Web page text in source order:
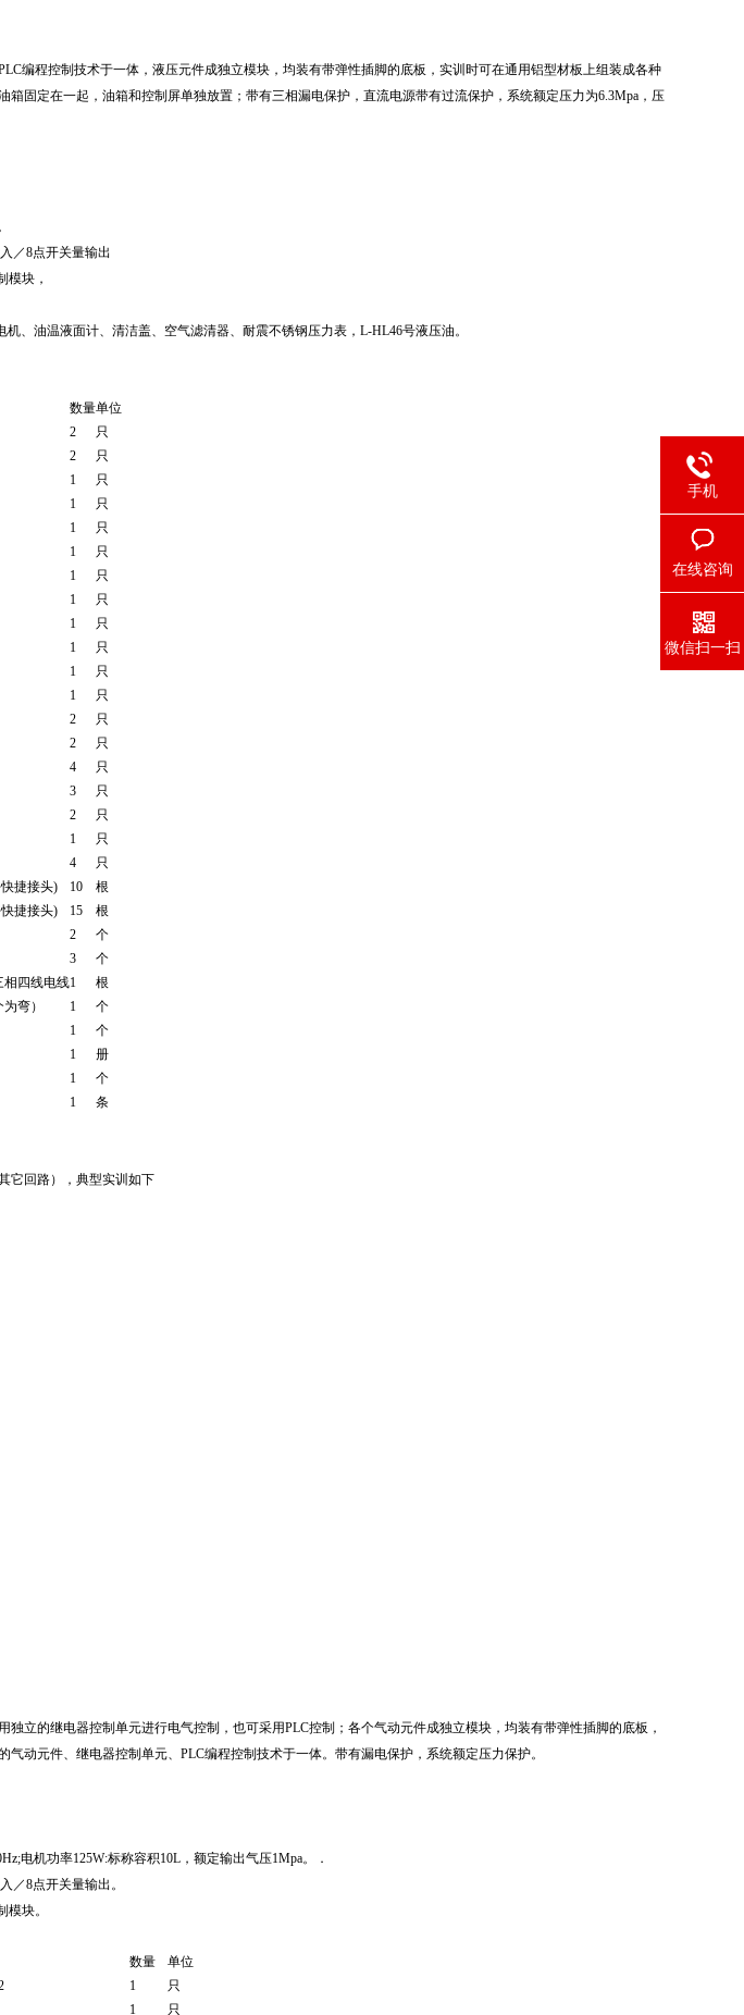
编程控制技术于一体，液压元件成独立模块，均装有带弹性插脚的底板，实训时可在通用铝型材板上组装成各种
箱固定在一起，油箱和控制屏单独放置；带有三相漏电保护，直流电源带有过流保护，系统额定压力为6.3Mpa，压
／8点开关量输出
模块，
、油温液面计、清洁盖、空气滤清器、耐震不锈钢压力表，L-HL46号液压油。
数量单位
2
只
2
只
1
只
1
只
1
只
1
只
1
只
1
只
1
只
1
只
1
只
1
只
2
只
2
只
4
只
3
只
2
只
1
只
4
只
捷接头) 10
根
捷接头) 15
根
2
个
3
个
相四线电线1
根
弯） 1
个
1
个
1
册
1
个
1 条
它回路），典型实训如下
立的继电器控制单元进行电气控制，也可采用PLC控制；各个气动元件成独立模块，均装有带弹性插脚的底板，
动元件、继电器控制单元、PLC编程控制技术于一体。带有漏电保护，系统额定压力保护。
电机功率125W:标称容积10L，额定输出气压1Mpa。．
／8点开关量输出。
块。
数量
单位
1
只
1 只
手机
在线咨询
微信扫一扫